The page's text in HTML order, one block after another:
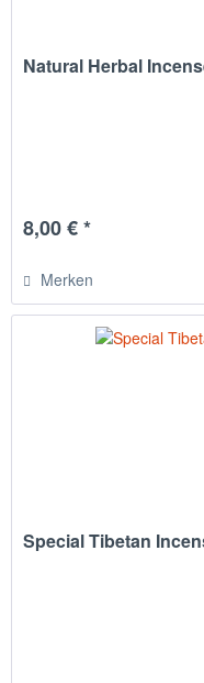
Natural Herbal
8,00 € *
Merken
Special Tibetan